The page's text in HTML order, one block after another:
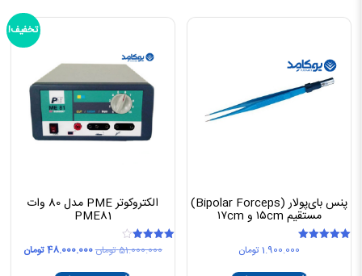
پنس بای‌پولار (Bipolar Forceps)
مستقیم ۱۵cm و ۱۷cm
1.900.000 تومان
تخفیف!
الکتروکوتر PME مدل 80 وات
PME81
امتیاز
51.000.000تومانقیمت
48.000.000تومان